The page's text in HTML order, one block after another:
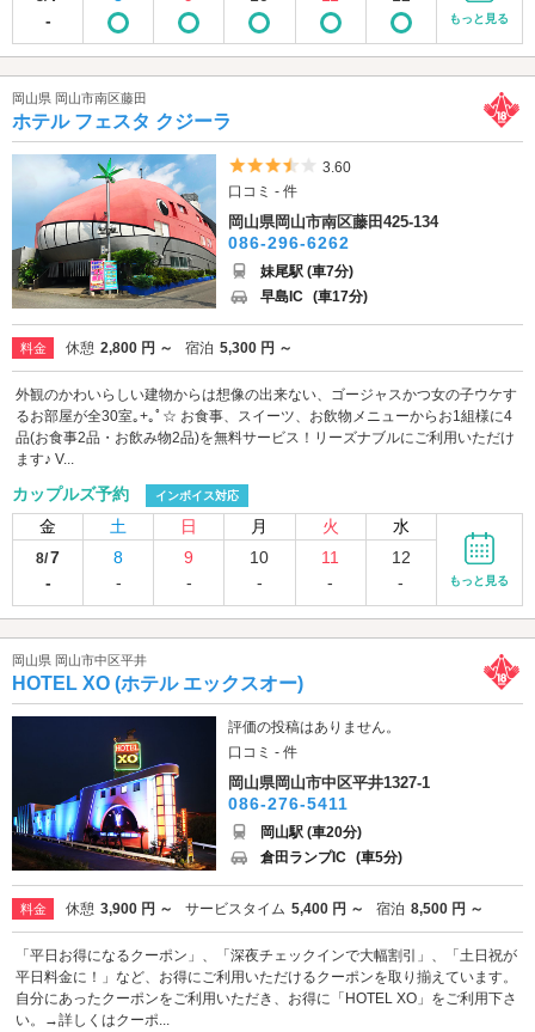
-
もっと見る
岡山県 岡山市南区藤田
ホテル フェスタ クジーラ
5つ星のうち3.5
3.60
口コミ - 件
岡山県岡山市南区藤田425-134
086-296-6262
妹尾駅 (車7分)
早島IC (車17分)
料金 休憩 2,800 円 ～ 宿泊 5,300 円 ～
外観のかわいらしい建物からは想像の出来ない、ゴージャスかつ女の子ウケす
るお部屋が全30室｡+｡ﾟ☆ お食事、スイーツ、お飲物メニューからお1組様に4
品(お食事2品・お飲み物2品)を無料サービス！リーズナブルにご利用いただけ
ます♪ V...
カップルズ予約 インボイス対応
金 土 日 月 火 水
8/7
-
8
-
9
-
10
-
11
-
12
-
もっと見る
岡山県 岡山市中区平井
HOTEL XO (ホテル エックスオー)
評価の投稿はありません。
口コミ - 件
岡山県岡山市中区平井1327-1
086-276-5411
岡山駅 (車20分)
倉田ランプIC (車5分)
料金 休憩 3,900 円 ～ サービスタイム 5,400 円 ～ 宿泊 8,500 円 ～
「平日お得になるクーポン」、「深夜チェックインで大幅割引」、「土日祝が
平日料金に！」など、お得にご利用いただけるクーポンを取り揃えています。
自分にあったクーポンをご利用いただき、お得に「HOTEL XO」をご利用下さ
い。→詳しくはクーポ...